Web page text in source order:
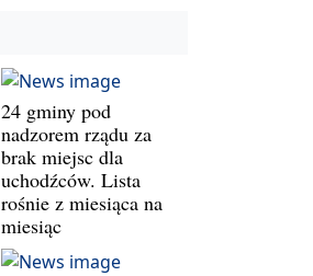
24 gminy pod
nadzorem rządu za
brak miejsc dla
uchodźców. Lista
rośnie z miesiąca na
miesiąc